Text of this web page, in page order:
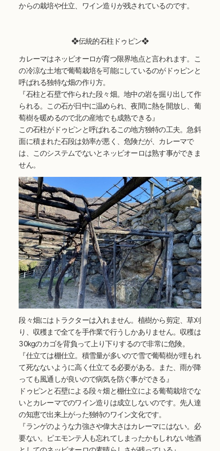
からの栽培や仕立、ワイン造りが残されているのです。
❖伝統的石柱ドゥピン❖
カレーマはネッビオーロが育つ限界地点と言われます。こ
の冷涼な土地で葡萄栽培を可能にしているのがドゥピンと
呼ばれる独特な畑の作り方。
『石柱と石壁で作られた段々畑。地中の岩を掘り出して作
られる。この石が日中に温められ、夜間に熱を開放し、葡
萄樹を暖めるので北の産地でも成熟できる』
この石柱がドゥピンと呼ばれるこの地方独特の工夫。急斜
面に積まれた石段は効率が悪く、危険だが、カレーマで
は、このシステムでないとネッビオーロは熟す事ができま
せん。
段々畑にはトラクターは入れません。植樹から剪定、草刈
り、収穫まで全てを手作業で行うしかありません。収穫は
30kgのカゴを背負って上り下りするので非常に危険。
『仕立ては棚仕立。積雪量が多いので雪で葡萄樹が埋もれ
て死なないように高く仕立てる必要がある。また、雨が降
っても風通しが良いので病気を防ぐ事ができる』
ドゥピンと石壁による段々畑と棚仕立による葡萄栽培でな
いとカレーマでのワイン造りは成立しないのです。先人達
の知恵で出来上がった独特のワイン文化です。
『ランゲのような力強さや偉大さはカレーマにはない。必
要ない。ピエモンテ人も忘れてしまったかもしれない地酒